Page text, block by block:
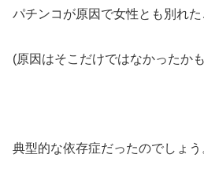
パチンコが原因で女性とも別れた
(原因はそこだけではなかったか
典型的な依存症だったのでしょう